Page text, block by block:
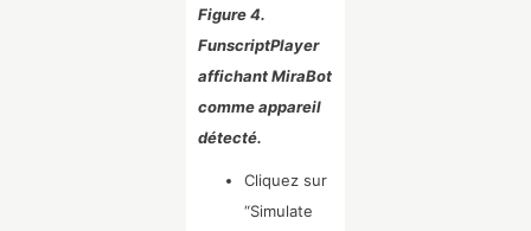
Figure 4.
FunscriptPlayer
affichant MiraBot
comme appareil
détecté.
Cliquez sur
“Simulate